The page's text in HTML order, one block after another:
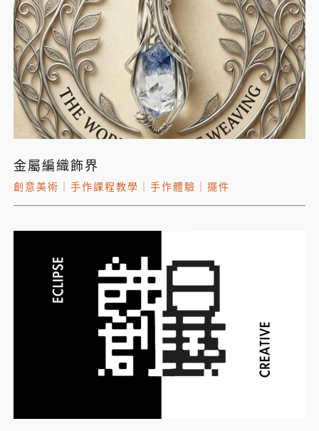
金屬編織飾界
創意美術 手作課程教學 手作體驗 擺件